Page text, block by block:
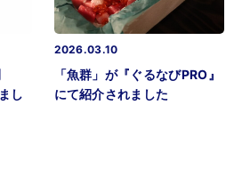
し
2026.03.10
「魚群」が『ぐるなびPRO』
にて紹介されました